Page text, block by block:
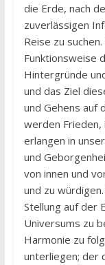
die Erde, nach
zuverlässigen
Reise zu
Funktionsweise
Hintergründe
und das Ziel
und Gehens auf
werden Frieden,
erlangen in
und
von innen und
und zu
Stellung auf der
Universums zu
Harmonie zu
unterliegen; der